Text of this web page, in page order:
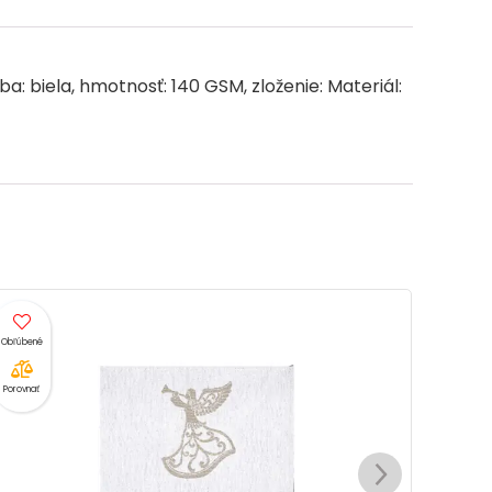
g
biela, hmotnosť: 140 GSM, zloženie: Materiál:
Porovnať